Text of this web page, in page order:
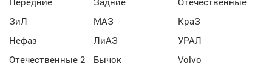
ЗиЛ
МАЗ
КраЗ
Нефаз
ЛиАЗ
УРАЛ
Отечественные 2
Бычок
Volvo